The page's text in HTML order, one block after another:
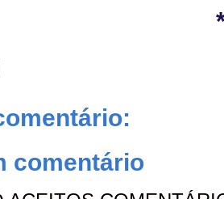
comentário